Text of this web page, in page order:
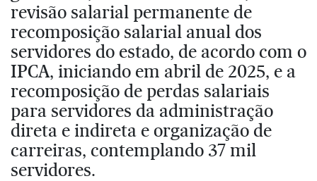
revisão salarial permanente de
recomposição salarial anual dos
servidores do estado, de acordo com o
IPCA, iniciando em abril de 2025, e a
recomposição de perdas salariais
para servidores da administração
direta e indireta e organização de
carreiras, contemplando 37 mil
servidores.